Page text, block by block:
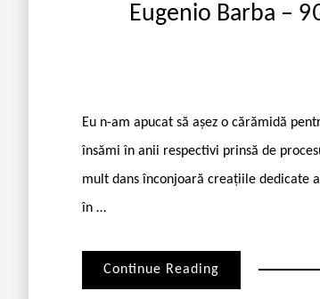
Eugenio Barba –
Eu n-am apucat să așez o cărămidă
însămi în anii respectivi prinsă de
mult dans înconjoară creațiile dedicate
în …
Continue Reading